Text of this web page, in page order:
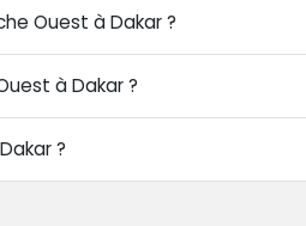
Ouest à Dakar ?
à Dakar ?
?